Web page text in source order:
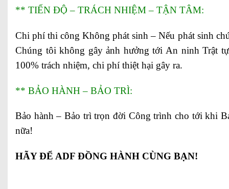
** TIẾN ĐỘ – TRÁCH NHIỆM – TẬN TÂM:
Chi phí thi công Không phát sinh – Nếu phát sinh
Chúng tôi không gây ảnh hưởng tới An ninh Trật
100% trách nhiệm, chi phí thiệt hại gây ra.
** BẢO HÀNH – BẢO TRÌ:
Bảo hành – Bảo trì trọn đời Công trình cho tới khi
nữa!
HÃY ĐỂ ADF ĐỒNG HÀNH CÙNG BẠN!